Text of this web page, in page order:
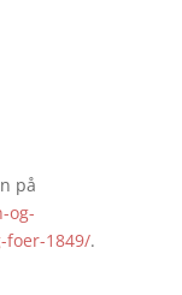
på
og-
foer-1849/.